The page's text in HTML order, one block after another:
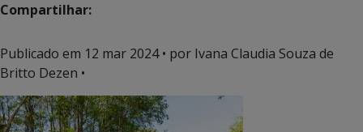
Compartilhar:
Publicado em 12 mar 2024• por Ivana Claudia Souza de
Britto Dezen •